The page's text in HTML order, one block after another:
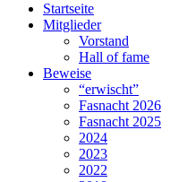
Startseite
Mitglieder
Vorstand
Hall of fame
Beweise
“erwischt”
Fasnacht 2026
Fasnacht 2025
2024
2023
2022